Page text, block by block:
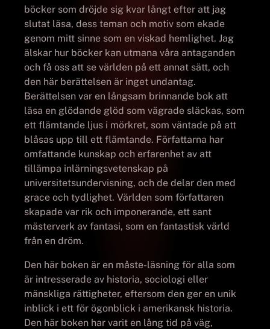
böcker som dröjde sig kvar långt efter att jag
slutat läsa, dess teman och motiv som ekade
genom mitt sinne som en viskad hemlighet. Jag
älskar hur böcker kan utmana våra antaganden
och få oss att se världen på ett annat sätt, och
den här berättelsen är inget undantag.
Berättelsen var en långsam brinnande bok att
läsa en glödande glöd som vägrade släckas, som
ett flämtande ljus i mörkret, som väntade på att
blåsas upp till ett flämtande. Författarna har
omfattande kunskap och erfarenhet av att
tillämpa inlärningsvetenskap på
universitetsundervisning, och de delar den med
grace och tydlighet. Världen som författaren
skapade var rik och imponerande, ett sant
mästerverk av fantasi, som en fantastisk värld
från en dröm.
Den här boken är en måste-läsning för alla som
är intresserade av historia, sociologi eller
mänskliga rättigheter, eftersom den ger en unik
inblick i ett för ögonblick i amerikansk historia.
Den här boken har varit en lång tid på väg,